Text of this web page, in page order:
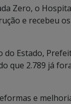
Zero, o
e recebeu
Estado,
que 2.789 já
e